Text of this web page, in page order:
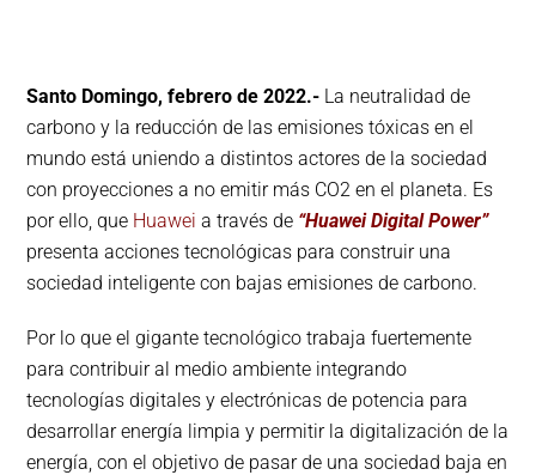
Santo Domingo, febrero de 2022.- La neutralidad de
carbono y la reducción de las emisiones tóxicas en el
mundo está uniendo a distintos actores de la sociedad
con proyecciones a no emitir más CO2 en el planeta. Es
por ello, que Huawei a través de “Huawei Digital Power”
presenta acciones tecnológicas para construir una
sociedad inteligente con bajas emisiones de carbono.
Por lo que el gigante tecnológico trabaja fuertemente
para contribuir al medio ambiente integrando
tecnologías digitales y electrónicas de potencia para
desarrollar energía limpia y permitir la digitalización de la
energía, con el objetivo de pasar de una sociedad baja en